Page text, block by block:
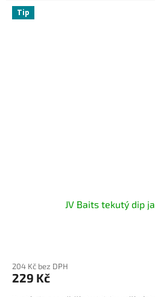
Tip
JV Baits tekutý dip
204 Kč bez DPH
229 Kč